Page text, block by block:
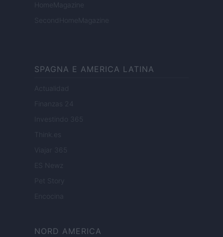
HomeMagazine
SecondHomeMagazine
SPAGNA E AMERICA LATINA
Actualidad
Finanzas 24
Investindo 365
Think.es
Viajar 365
ES Newz
Pet Story
Encocina
NORD AMERICA